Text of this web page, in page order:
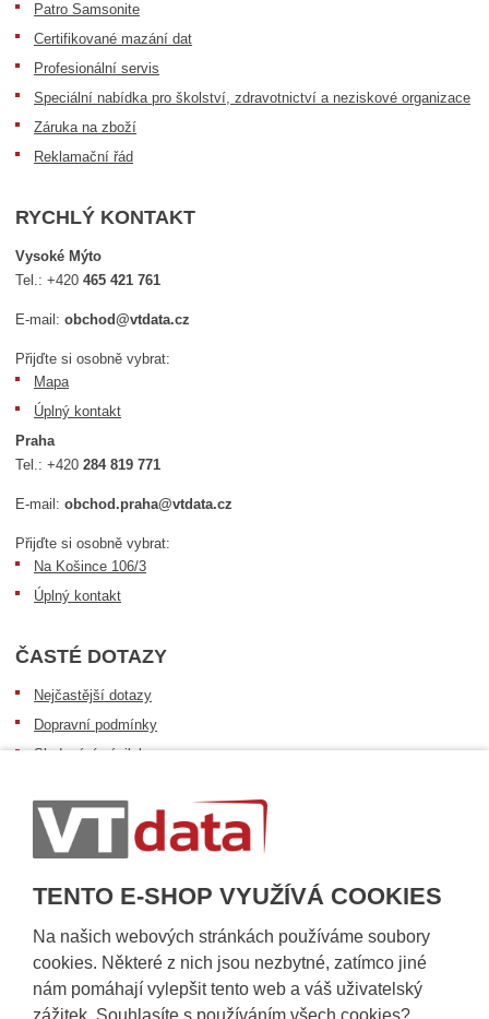
TENTO E-SHOP VYUŽÍVÁ COOKIES
Na našich webových stránkách používáme soubory
cookies. Některé z nich jsou nezbytné, zatímco jiné
nám pomáhají vylepšit tento web a váš uživatelský
zážitek. Souhlasíte s používáním všech cookies?
Patro Samsonite
Certifikované mazání dat
Profesionální servis
Speciální nabídka pro školství, zdravotnictví a neziskové organizace
Záruka na zboží
Reklamační řád
RYCHLÝ KONTAKT
Vysoké Mýto
Tel.:+420465 421 761
E-mail:obchod@vtdata.cz
Přijďte si osobně vybrat:
Mapa
Úplný kontakt
Praha
Tel.:+420284 819 771
E-mail:obchod.praha@vtdata.cz
Přijďte si osobně vybrat:
Na Košince 106/3
Úplný kontakt
ČASTÉ DOTAZY
Nejčastější dotazy
Dopravní podmínky
Sledování zásilek
Informace k dostupnosti zboží
Obecné informace